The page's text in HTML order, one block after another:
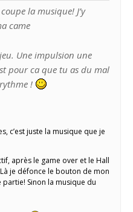
la musique! J’y
came
Une impulsion une
pour ca que tu as du mal
!
c’est juste la musique que je
après le game over et le Hall
je défonce le bouton de mon
Sinon la musique du